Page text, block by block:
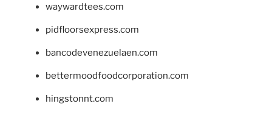
waywardtees.com
pidfloorsexpress.com
bancodevenezuelaen.com
bettermoodfoodcorporation.com
hingstonnt.com